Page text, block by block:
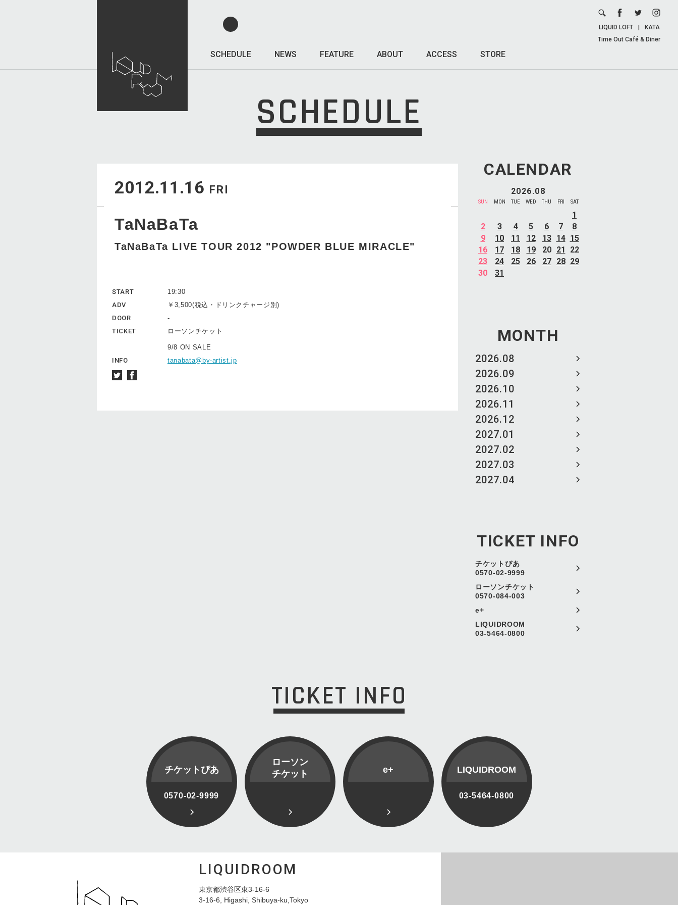
SCHEDULE NEWS FEATURE ABOUT ACCESS STORE
LIQUID LOFT
KATA
Time Out Café & Diner
SCHEDULE
CALENDAR
2026.08
SUN MON TUE WED THU FRI SAT
1
2
3 4 5 6 7
8
9
10 11 12 13 14 15
16
17 18 19 20 21
22
23
24 25 26 27 28 29
30
31
MONTH
2026.08
2026.09
2026.10
2026.11
2026.12
2027.01
2027.02
2027.03
2027.04
TICKET INFO
チケットぴあ
0570-02-9999
ローソンチケット
0570-084-003
e+
LIQUIDROOM
03-5464-0800
2012.11.16 FRI
TaNaBaTa
TaNaBaTa LIVE TOUR 2012 "POWDER BLUE MIRACLE"
START
19:30
ADV
￥3,500(税込・ドリンクチャージ別)
DOOR
-
TICKET
ローソンチケット
9/8 ON SALE
INFO
tanabata@by-artist.jp
TICKET INFO
チケットぴあ
0570-02-9999
ローソン
チケット
e+ LIQUIDROOM
03-5464-0800
LIQUIDROOM
東京都渋谷区東3-16-6
3-16-6, Higashi, Shibuya-ku,Tokyo